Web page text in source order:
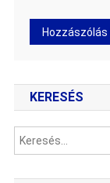
KERESÉS